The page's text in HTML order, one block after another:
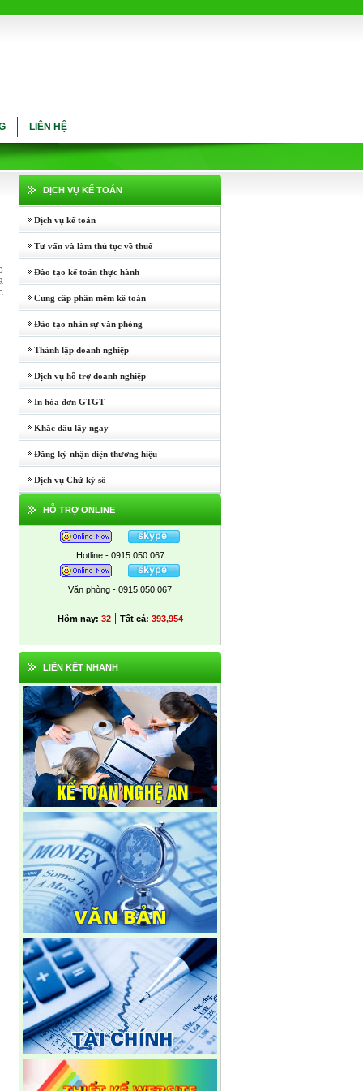
LIÊN HỆ
DỊCH VỤ KẾ TOÁN
Dịch vụ kế toán
Tư vấn và làm thủ tục về thuế
Đào tạo kế toán thực hành
Cung cấp phần mềm kế toán
Đào tạo nhân sự văn phòng
Thành lập doanh nghiệp
Dịch vụ hỗ trợ doanh nghiệp
In hóa đơn GTGT
Khắc dấu lấy ngay
Đăng ký nhận diện thương hiệu
Dịch vụ Chữ ký số
HỖ TRỢ ONLINE
Hotline - 0915.050.067
Văn phòng - 0915.050.067
Hôm nay: 32| Tất cả: 393,954
LIÊN KẾT NHANH